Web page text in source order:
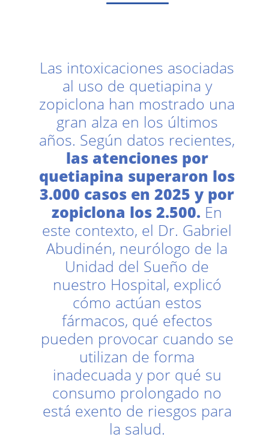
Las intoxicaciones asociadas
al uso de quetiapina y
zopiclona han mostrado una
gran alza en los últimos
años. Según datos recientes,
las atenciones por
quetiapina superaron los
3.000 casos en 2025 y por
zopiclona los 2.500. En
este contexto, el Dr. Gabriel
Abudinén, neurólogo de la
Unidad del Sueño de
nuestro Hospital, explicó
cómo actúan estos
fármacos, qué efectos
pueden provocar cuando se
utilizan de forma
inadecuada y por qué su
consumo prolongado no
está exento de riesgos para
la salud.